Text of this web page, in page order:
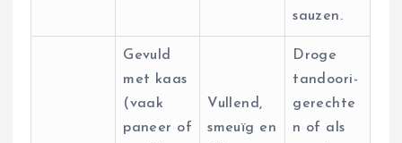
sauzen.
Gevuld
met kaas
(vaak
paneer of
Vullend,
smeuïg en
Droge
tandoori-
gerechte
n of als